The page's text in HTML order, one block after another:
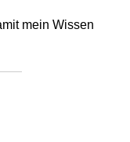
mein Wissen